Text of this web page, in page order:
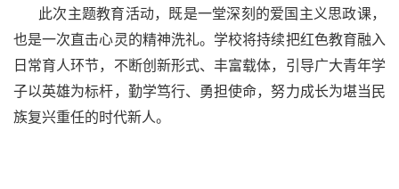
此次主题教育活动，既是一堂深刻的爱国主义思政课，
也是一次直击心灵的精神洗礼。学校将持续把红色教育融入
日常育人环节，不断创新形式、丰富载体，引导广大青年学
子以英雄为标杆，勤学笃行、勇担使命，努力成长为堪当民
族复兴重任的时代新人。